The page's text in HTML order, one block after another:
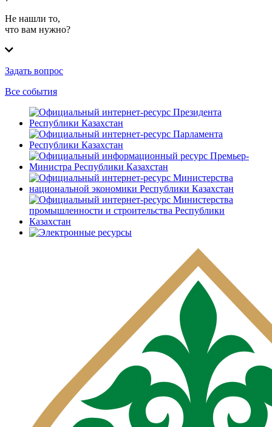
Не нашли то,
что вам нужно?
Задать вопрос
Все события